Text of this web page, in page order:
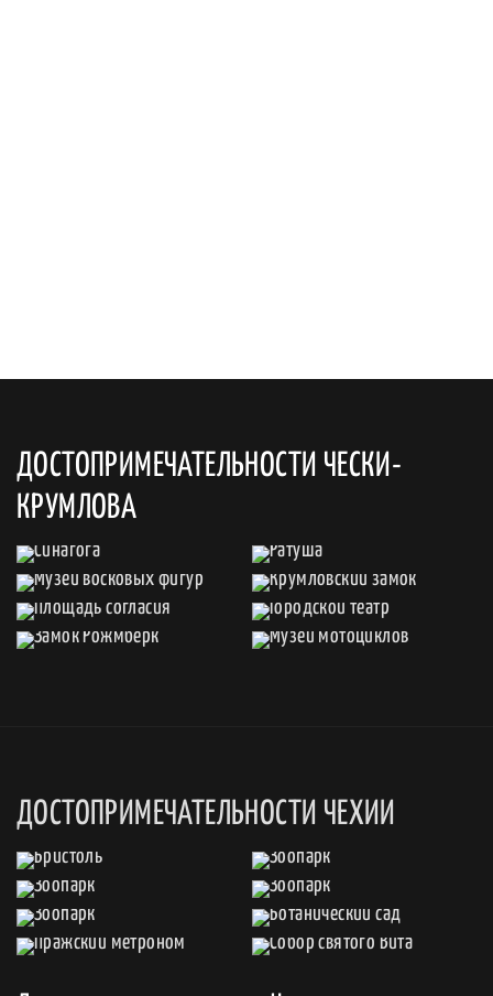
ДОСТОПРИМЕЧАТЕЛЬНОСТИ ЧЕСКИ-
КРУМЛОВА
ДОСТОПРИМЕЧАТЕЛЬНОСТИ ЧЕХИИ